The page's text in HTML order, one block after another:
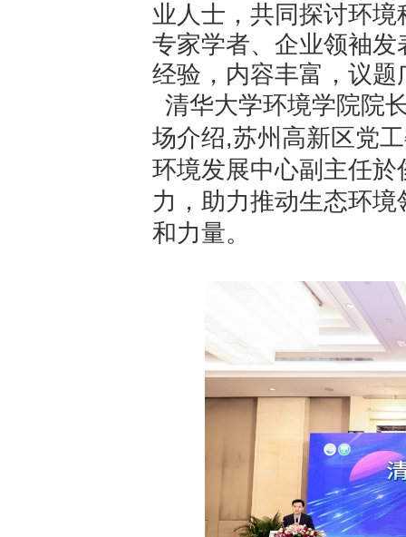
业人士，共同探讨环
专家学者、企业领袖
经验，内容丰富，议
清华大学环境学院院
场介绍,苏州高新区党
环境发展中心副主任
力，助力推动生态环
和力量。